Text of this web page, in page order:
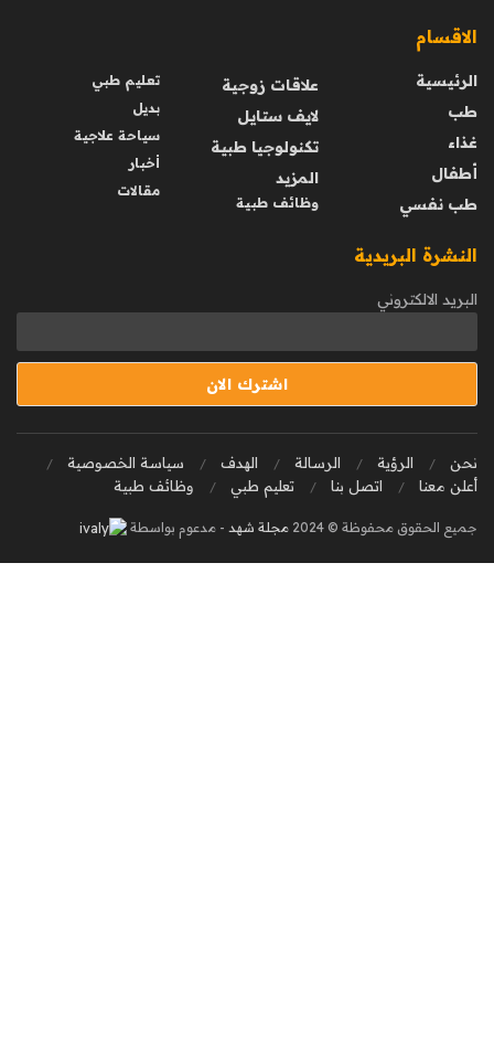
الاقسام
الرئيسية
طب
غذاء
أطفال
طب نفسي
علاقات زوجية
لايف ستايل
تكنولوجيا طبية
المزيد
وظائف طبية
تعليم طبي
بديل
سياحة علاجية
أخبار
مقالات
النشرة البريدية
البريد الالكتروني
نحن الرؤية الرسالة الهدف
سياسة الخصوصية
أعلن معنا
اتصل بنا تعليم طبي وظائف طبية
جميع الحقوق محفوظة © 2024 مجلة شهد - مدعوم بواسطة